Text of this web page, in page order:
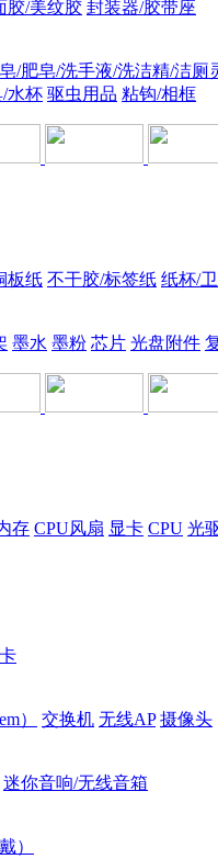
胶/美纹胶 封装器/胶带座
/肥皂/洗手液/洗洁精/洁厕
水杯 驱虫用品 粘钩/相框
板纸 不干胶/标签纸 纸杯/
墨水 墨粉 芯片 光盘附件
存 CPU风扇 显卡 CPU 光
） 交换机 无线AP 摄像头
迷你音响/无线音箱
）